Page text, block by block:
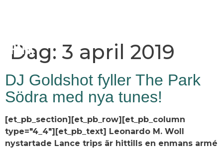
Dag: 3 april 2019
DJ Goldshot fyller The Park
Södra med nya tunes!
[et_pb_section][et_pb_row][et_pb_column
type="4_4"][et_pb_text] Leonardo M. Woll
nystartade Lance trips är hittills en enmans armé